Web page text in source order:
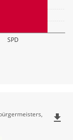
SPD
file_download